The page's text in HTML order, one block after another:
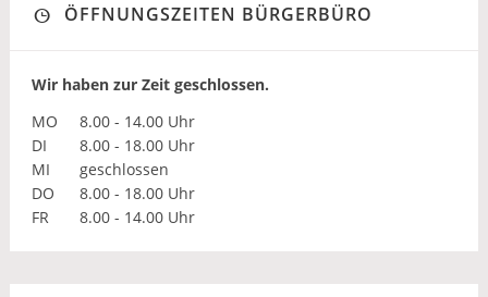
ÖFFNUNGSZEITEN BÜRGERBÜRO
Wir haben zur Zeit geschlossen.
MO
8.00 - 14.00 Uhr
DI
8.00 - 18.00 Uhr
MI
geschlossen
DO
8.00 - 18.00 Uhr
FR
8.00 - 14.00 Uhr